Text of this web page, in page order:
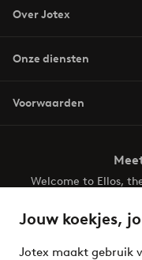
Jouw koekjes,
Jotex maakt gebruik
Over Jotex
Onze diensten
Voorwaarden
Welcome to Ellos,
your wardrobe.